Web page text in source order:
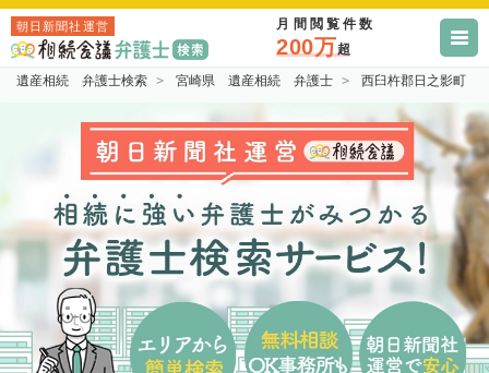
朝日新聞社運営 月間閲覧件数
200万超
遺産相続 弁護士検索 宮崎県 遺産相続 弁護士 西臼杵郡日之影町